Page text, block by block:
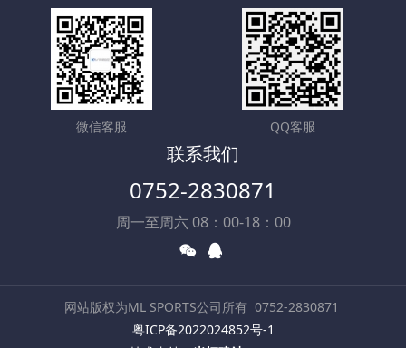
微信客服 QQ客服
联系我们
0752-2830871
周一至周六 08：00-18：00
网站版权为ML SPORTS公司所有 0752-2830871
粤ICP备2022024852号-1